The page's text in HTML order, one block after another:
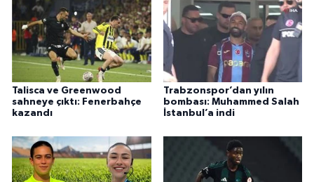
Talisca ve Greenwood
sahneye çıktı: Fenerbahçe
kazandı
Trabzonspor’dan yılın
bombası: Muhammed Salah
İstanbul’a indi